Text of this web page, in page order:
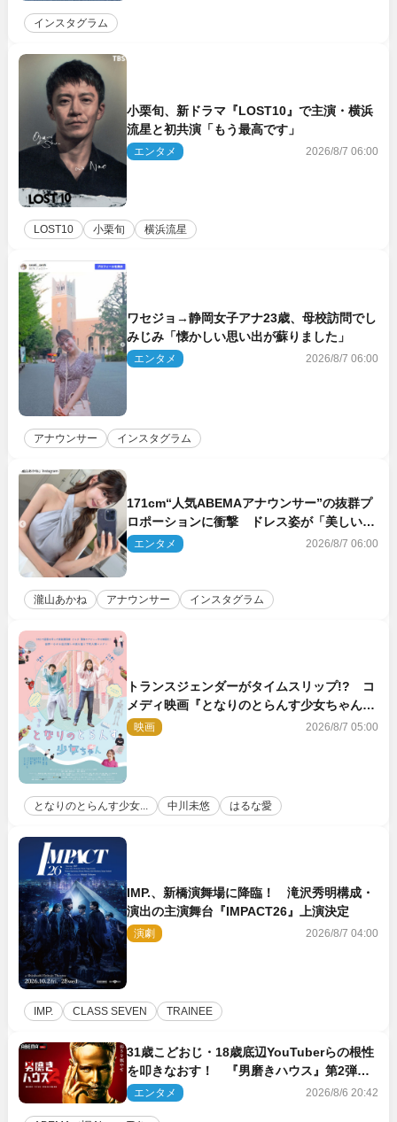
インスタグラム
小栗旬、新ドラマ『LOST10』で主演・横浜
流星と初共演「もう最高です」
エンタメ 2026/8/7 06:00
LOST10 小栗旬 横浜流星
ワセジョ→静岡女子アナ23歳、母校訪問でし
みじみ「懐かしい思い出が蘇りました」
エンタメ 2026/8/7 06:00
アナウンサー インスタグラム
171cm“人気ABEMAアナウンサー”の抜群プ
ロポーションに衝撃 ドレス姿が「美しい」
「品がありすぎる」
エンタメ 2026/8/7 06:00
瀧山あかね アナウンサー インスタグラム
トランスジェンダーがタイムスリップ!? コ
メディ映画『となりのとらんす少女ちゃん』
11.7公開決定
映画 2026/8/7 05:00
となりのとらんす少女... 中川未悠 はるな愛
IMP.、新橋演舞場に降臨！ 滝沢秀明構成・
演出の主演舞台『IMPACT26』上演決定
演劇 2026/8/7 04:00
IMP. CLASS SEVEN TRAINEE
31歳こどおじ・18歳底辺YouTuberらの根性
を叩きなおす！ 『男磨きハウス』第2弾コ
ーチ陣発表
エンタメ 2026/8/6 20:42